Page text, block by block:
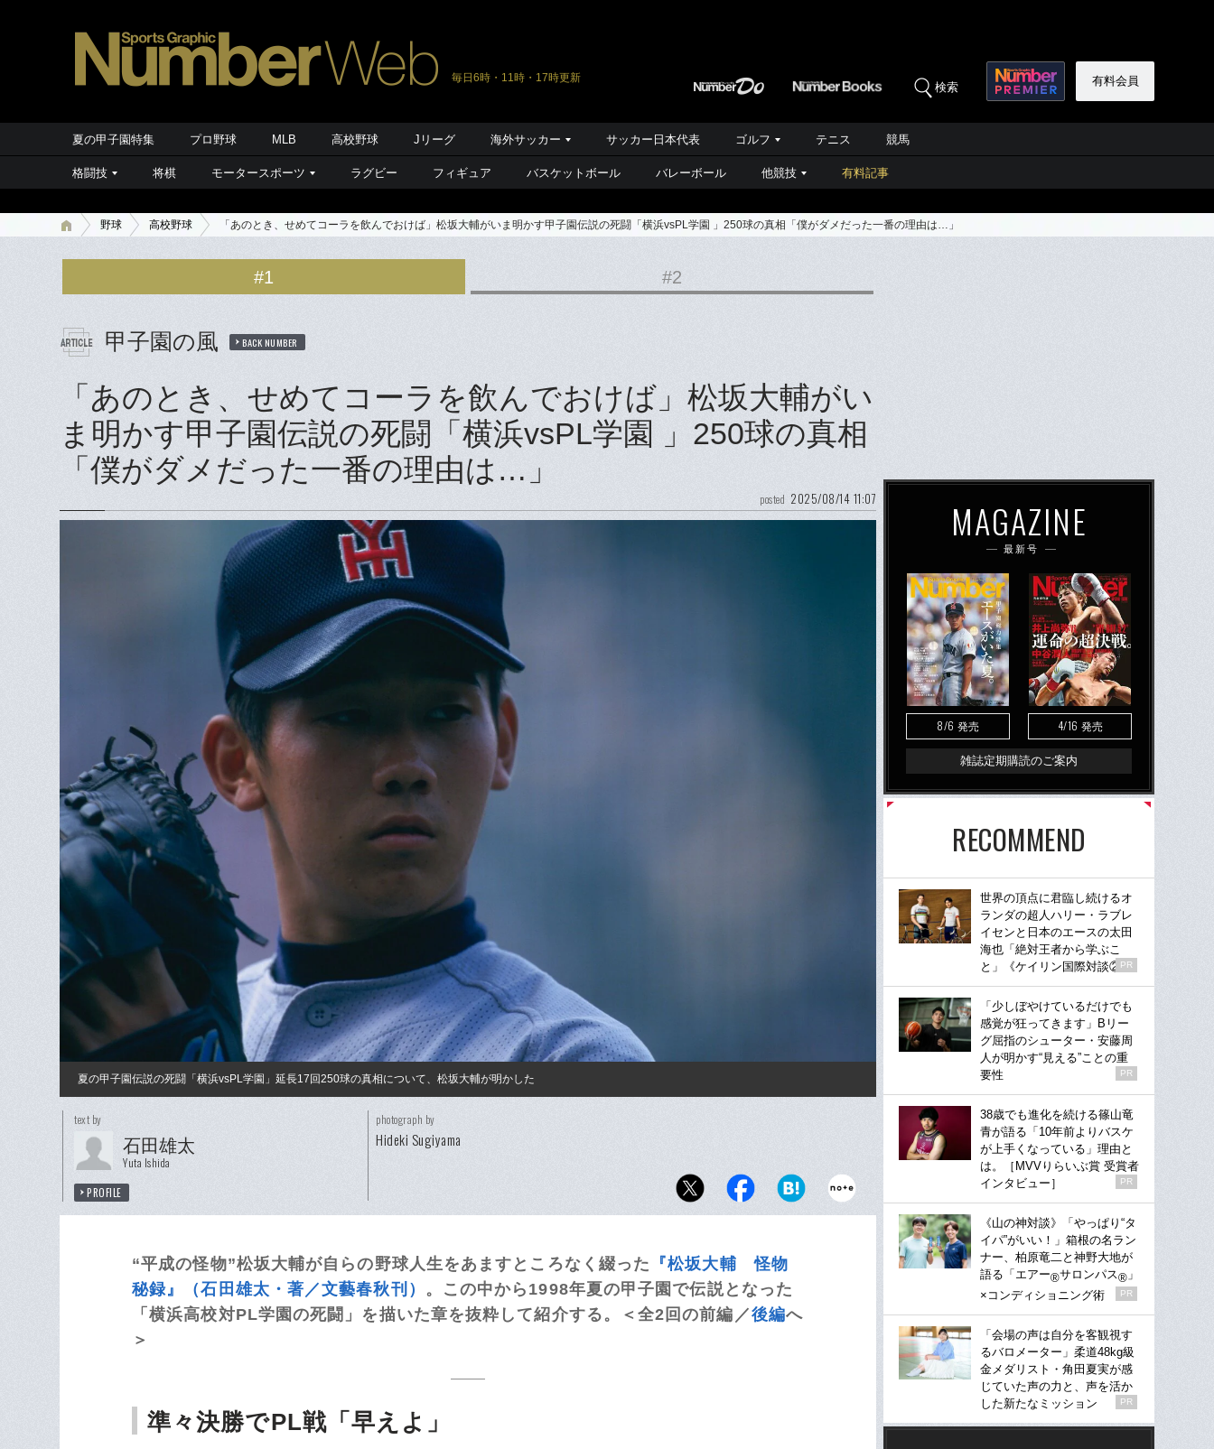
毎日6時・11時・17時更新
検索 有料会員
夏の甲子園特集 プロ野球 MLB 高校野球 Jリーグ 海外サッカー サッカー日本代表 ゴルフ テニス 競馬
格闘技 将棋 モータースポーツ ラグビー フィギュア バスケットボール バレーボール 他競技 有料記事
野球 高校野球 「あのとき、せめてコーラを飲んでおけば」松坂大輔がいま明かす甲子園伝説の死闘「横浜vsPL学園 」250球の真相「僕がダメだった一番の理由は…」
#1 #2
甲子園の風 BACK NUMBER
「あのとき、せめてコーラを飲んでおけば」松坂大輔がい
ま明かす甲子園伝説の死闘「横浜vsPL学園 」250球の真相
「僕がダメだった一番の理由は…」
posted 2025/08/14 11:07
夏の甲子園伝説の死闘「横浜vsPL学園」延長17回250球の真相について、松坂大輔が明かした
text by
石田雄太
Yuta Ishida
PROFILE
photograph by
Hideki Sugiyama
“平成の怪物”松坂大輔が自らの野球人生をあますところなく綴った
『松坂大輔 怪物
秘録』（石田雄太・著／文藝春秋刊） 。この中から1998年夏の甲子園で伝説となった
「横浜高校対PL学園の死闘」を描いた章を抜粋して紹介する。＜全2回の前編／後編へ
＞
準々決勝でPL戦「早えよ」
MAGAZINE
最新号
8/6 発売 4/16 発売
雑誌定期購読のご案内
RECOMMEND
世界の頂点に君臨し続けるオ
ランダの超人ハリー・ラブレ
イセンと日本のエースの太田
海也「絶対王者から学ぶこ
と」《ケイリン国際対談②》
PR
「少しぼやけているだけでも
感覚が狂ってきます」Bリー
グ屈指のシューター・安藤周
人が明かす“見える”ことの重
要性
PR
38歳でも進化を続ける篠山竜
青が語る「10年前よりバスケ
が上手くなっている」理由と
は。［MVVりらいぶ賞 受賞者
インタビュー］
PR
《山の神対談》「やっぱり“タ
イパ”がいい！」箱根の名ラン
ナー、柏原竜二と神野大地が
語る「エアー®サロンパス® 」
×コンディショニング術
PR
「会場の声は自分を客観視す
るバロメーター」柔道48kg級
金メダリスト・角田夏実が感
じていた声の力と、声を活か
した新たなミッション
PR